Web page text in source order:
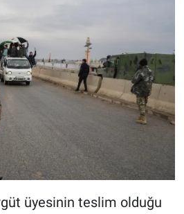
üyesinin teslim olduğu